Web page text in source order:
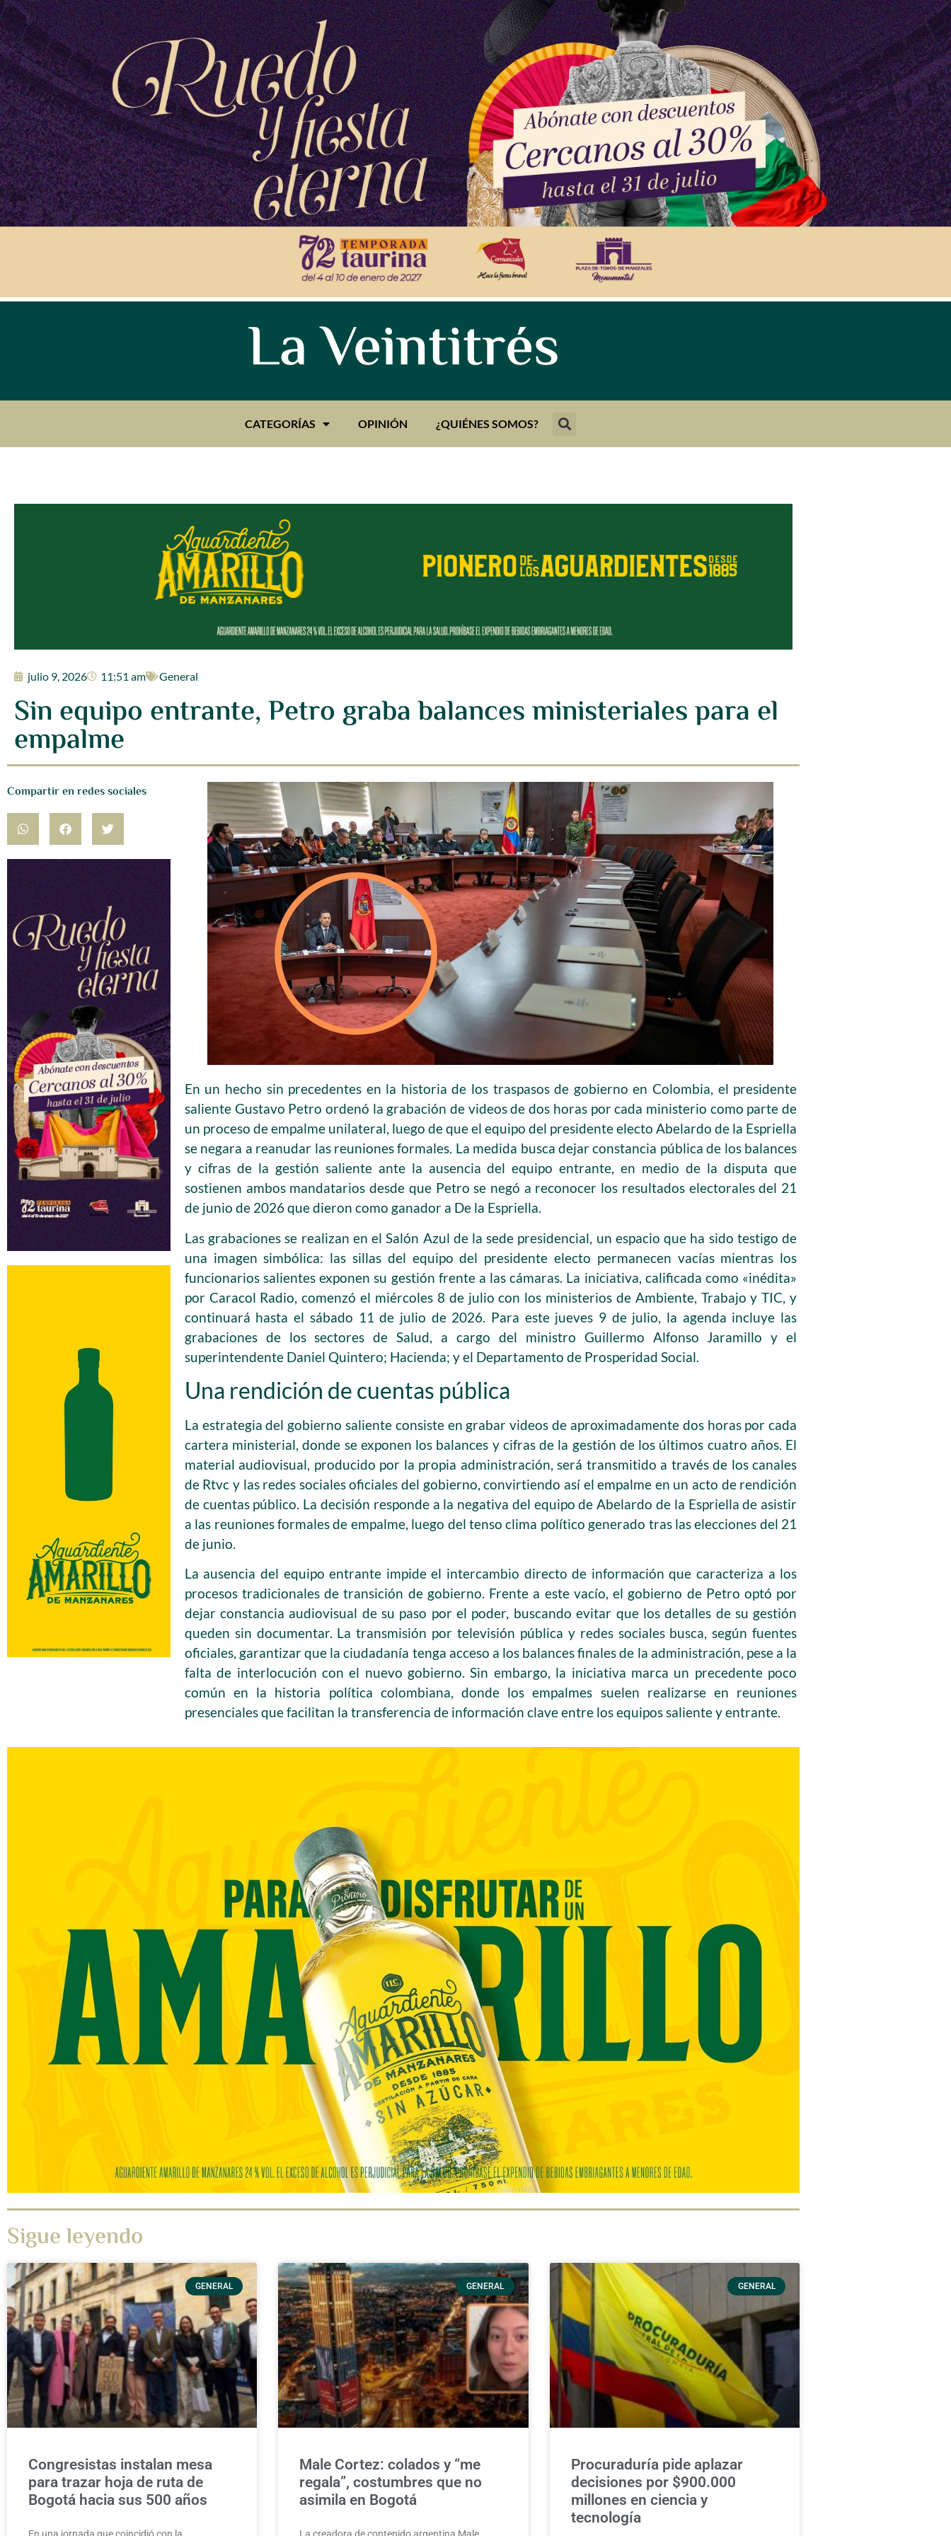
La Veintitrés
CATEGORÍAS OPINIÓN ¿QUIÉNES SOMOS?
julio 9, 2026 11:51 am General
Sin equipo entrante, Petro graba balances ministeriales para el
empalme
Compartir en redes sociales
En un hecho sin precedentes en la historia de los traspasos de gobierno en Colombia, el presidente
saliente Gustavo Petro ordenó la grabación de videos de dos horas por cada ministerio como parte de
un proceso de empalme unilateral, luego de que el equipo del presidente electo Abelardo de la Espriella
se negara a reanudar las reuniones formales. La medida busca dejar constancia pública de los balances
y cifras de la gestión saliente ante la ausencia del equipo entrante, en medio de la disputa que
sostienen ambos mandatarios desde que Petro se negó a reconocer los resultados electorales del 21
de junio de 2026 que dieron como ganador a De la Espriella.
Las grabaciones se realizan en el Salón Azul de la sede presidencial, un espacio que ha sido testigo de
una imagen simbólica: las sillas del equipo del presidente electo permanecen vacías mientras los
funcionarios salientes exponen su gestión frente a las cámaras. La iniciativa, calificada como «inédita»
por Caracol Radio, comenzó el miércoles 8 de julio con los ministerios de Ambiente, Trabajo y TIC, y
continuará hasta el sábado 11 de julio de 2026. Para este jueves 9 de julio, la agenda incluye las
grabaciones de los sectores de Salud, a cargo del ministro Guillermo Alfonso Jaramillo y el
superintendente Daniel Quintero; Hacienda; y el Departamento de Prosperidad Social.
Una rendición de cuentas pública
La estrategia del gobierno saliente consiste en grabar videos de aproximadamente dos horas por cada
cartera ministerial, donde se exponen los balances y cifras de la gestión de los últimos cuatro años. El
material audiovisual, producido por la propia administración, será transmitido a través de los canales
de Rtvc y las redes sociales oficiales del gobierno, convirtiendo así el empalme en un acto de rendición
de cuentas público. La decisión responde a la negativa del equipo de Abelardo de la Espriella de asistir
a las reuniones formales de empalme, luego del tenso clima político generado tras las elecciones del 21
de junio.
La ausencia del equipo entrante impide el intercambio directo de información que caracteriza a los
procesos tradicionales de transición de gobierno. Frente a este vacío, el gobierno de Petro optó por
dejar constancia audiovisual de su paso por el poder, buscando evitar que los detalles de su gestión
queden sin documentar. La transmisión por televisión pública y redes sociales busca, según fuentes
oficiales, garantizar que la ciudadanía tenga acceso a los balances finales de la administración, pese a la
falta de interlocución con el nuevo gobierno. Sin embargo, la iniciativa marca un precedente poco
común en la historia política colombiana, donde los empalmes suelen realizarse en reuniones
presenciales que facilitan la transferencia de información clave entre los equipos saliente y entrante.
Sigue leyendo
GENERAL
Congresistas instalan mesa
para trazar hoja de ruta de
Bogotá hacia sus 500 años
GENERAL
Male Cortez: colados y “me
regala”, costumbres que no
asimila en Bogotá
GENERAL
Procuraduría pide aplazar
decisiones por $900.000
millones en ciencia y
tecnología